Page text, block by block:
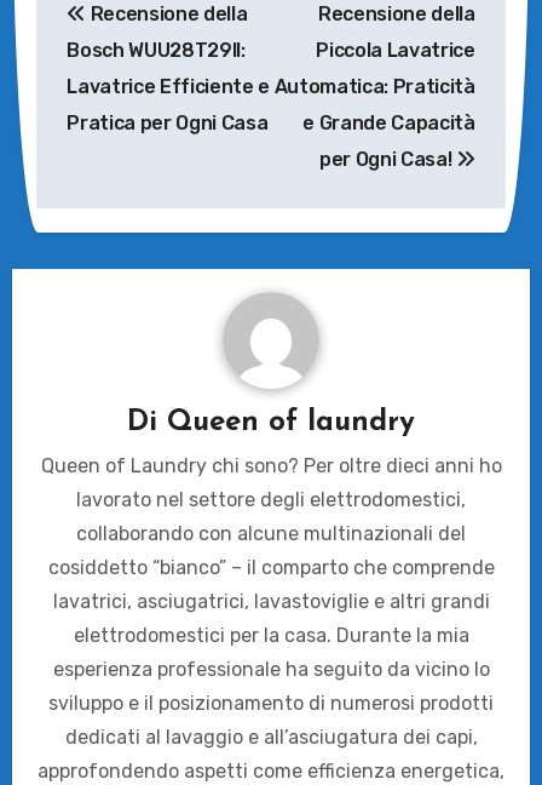
articoli
Recensione della
Bosch WUU28T29II:
Lavatrice Efficiente e
Pratica per Ogni Casa
Recensione della
Piccola Lavatrice
Automatica: Praticità
e Grande Capacità
per Ogni Casa!
Di Queen of laundry
Queen of Laundry chi sono? Per oltre dieci anni ho
lavorato nel settore degli elettrodomestici,
collaborando con alcune multinazionali del
cosiddetto “bianco” – il comparto che comprende
lavatrici, asciugatrici, lavastoviglie e altri grandi
elettrodomestici per la casa. Durante la mia
esperienza professionale ha seguito da vicino lo
sviluppo e il posizionamento di numerosi prodotti
dedicati al lavaggio e all’asciugatura dei capi,
approfondendo aspetti come efficienza energetica,